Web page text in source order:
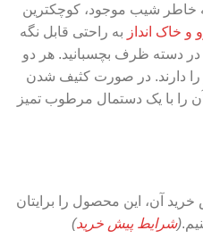
شیب موجود، کوچکترین
و خاک انداز به راحتی قابل نگه
در دسته ظرف بچسبانید. هر دو
را دارند. در صورت کثیف شدن
را با یک دستمال مرطوب تمیز
آن، این محصول را برایتان
(شرایط پیش خرید)